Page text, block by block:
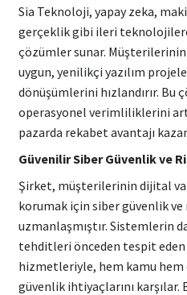
Sia Teknoloji, yapay zeka,
gerçeklik gibi ileri
çözümler sunar.
uygun, yenilikçi yazılım
dönüşümlerini hızlandırır.
operasyonel verimliliklerini
pazarda rekabet avantajı
Güvenilir Siber Güvenlik ve
Şirket, müşterilerinin dijital
korumak için siber güvenlik
uzmanlaşmıştır. Sistemlerin
tehditleri önceden tespit
hizmetleriyle, hem kamu hem
güvenlik ihtiyaçlarını karşılar.